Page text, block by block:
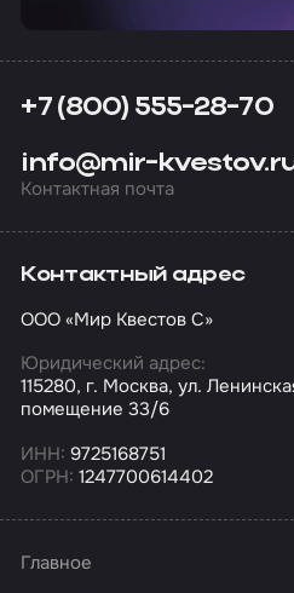
+7 (800) 555-28-70
info@mir-
Контактная почта
Контактный адрес
ООО «Мир Квестов С»
Юридический адрес:
115280, г. Москва, ул.
помещение 33/6
ИНН: 9725168751
ОГРН: 1247700614402
Главное